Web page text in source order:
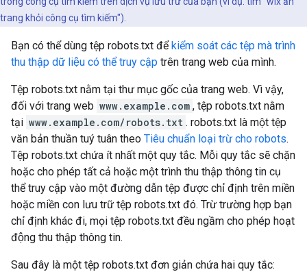
trang khỏi công cụ tìm kiếm").
Bạn có thể dùng tệp robots.txt đểkiểm soát các tệp mà trình
thu thập dữ liệu có thể truy cập trên trang web của mình.
Tệp robots.txt nằm tại thư mục gốc của trang web. Vì vậy,
đối với trang web www.example.com , tệp robots.txt nằm
tại www.example.com/robots.txt . robots.txt là một tệp
văn bản thuần tuý tuân theo Tiêu chuẩn loại trừ cho robots.
Tệp robots.txt chứa ít nhất một quy tắc. Mỗi quy tắc sẽ chặn
hoặc cho phép tất cả hoặc một trình thu thập thông tin cụ
thể truy cập vào một đường dẫn tệp được chỉ định trên miền
hoặc miền con lưu trữ tệp robots.txt đó. Trừ trường hợp bạn
chỉ định khác đi, mọi tệp robots.txt đều ngầm cho phép hoạt
động thu thập thông tin.
Sau đây là một tệp robots.txt đơn giản chứa hai quy tắc: